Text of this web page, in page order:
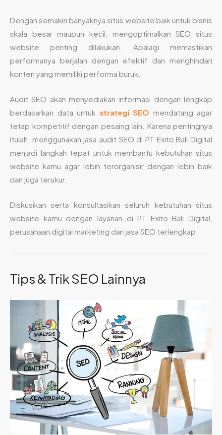
Dengan semakin banyaknya situs website baik untuk bisnis
skala besar maupun kecil, mengoptimalkan SEO situs
website penting dilakukan. Apalagi memastikan
performanya berjalan dengan efektif dan menghindari
konten yang memiliki performa buruk.
Audit SEO akan menyediakan informasi dengan lengkap
berdasarkan data untuk strategi SEO mendatang agar
tetap kompetitif dengan pesaing lain. Karena pentingnya
itulah, menggunakan jasa audit SEO di PT Exito Bali Digital
menjadi langkah tepat untuk membantu kebutuhan situs
website kamu agar lebih terorganisir dengan lebih baik
dan juga terukur.
Diskusikan serta konsultasikan seluruh kebutuhan situs
website kamu dengan layanan di PT Exito Bali Digital,
perusahaan digital marketing dan jasa SEO terlengkap.
Tips & Trik SEO Lainnya